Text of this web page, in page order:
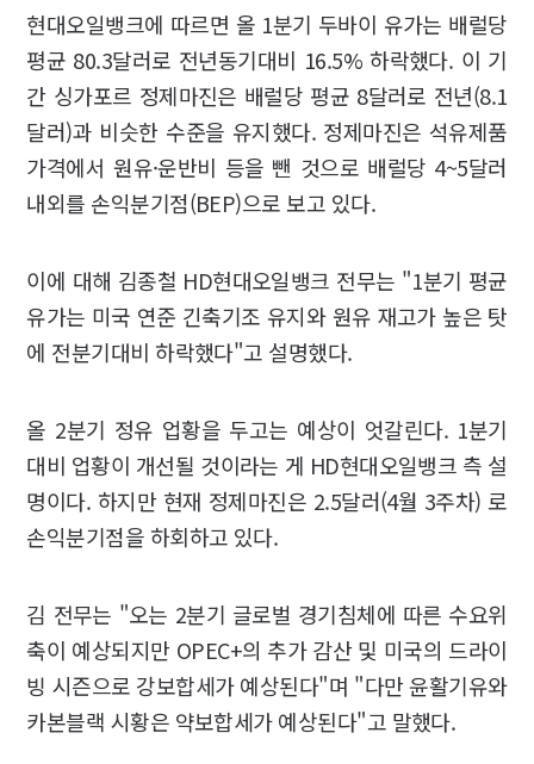
현대오일뱅크에 따르면 올 1분기 두바이 유가는 배럴당
평균 80.3달러로 전년동기대비 16.5% 하락했다. 이 기
간 싱가포르 정제마진은 배럴당 평균 8달러로 전년(8.1
달러)과 비슷한 수준을 유지했다. 정제마진은 석유제품
가격에서 원유·운반비 등을 뺀 것으로 배럴당 4~5달러
내외를 손익분기점(BEP)으로 보고 있다.
이에 대해 김종철 HD현대오일뱅크 전무는 "1분기 평균
유가는 미국 연준 긴축기조 유지와 원유 재고가 높은 탓
에 전분기대비 하락했다"고 설명했다.
올 2분기 정유 업황을 두고는 예상이 엇갈린다. 1분기
대비 업황이 개선될 것이라는 게 HD현대오일뱅크 측 설
명이다. 하지만 현재 정제마진은 2.5달러(4월 3주차) 로
손익분기점을 하회하고 있다.
김 전무는 "오는 2분기 글로벌 경기침체에 따른 수요위
축이 예상되지만 OPEC+의 추가 감산 및 미국의 드라이
빙 시즌으로 강보합세가 예상된다"며 "다만 윤활기유와
카본블랙 시황은 약보합세가 예상된다"고 말했다.